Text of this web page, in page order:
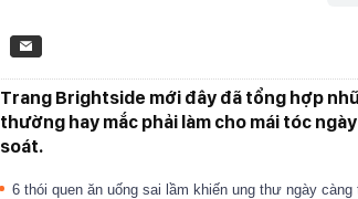
Trang Brightside mới đây đã tổng hợp
thường hay mắc phải làm cho mái tóc
soát.
6 thói quen ăn uống sai lầm khiến ung thư ngày